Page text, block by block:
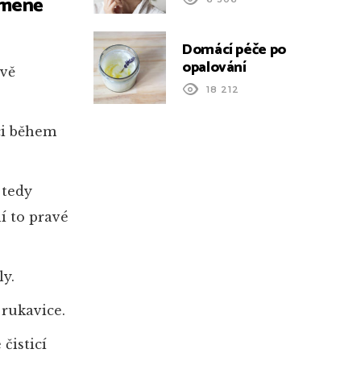
během
to pravé
čisticí
Domácí péče po
opalování
18 212